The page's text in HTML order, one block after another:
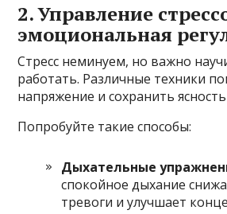
2. Управление
эмоциональная
Стресс неминуем, но важно
работать. Различные техники
напряжение и сохранить
Попробуйте такие способы:
Дыхательные
спокойное дыхание
тревоги и улучшает